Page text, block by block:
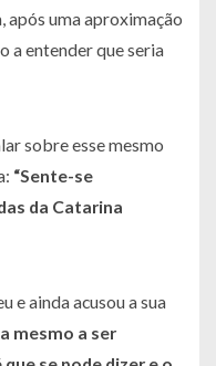
após uma aproximação
a entender que seria
sobre esse mesmo
“Sente-se
da Catarina
e ainda acusou a sua
mesmo a ser